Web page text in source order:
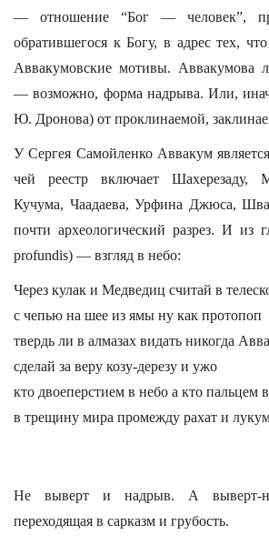
— отношение “Бог — человек”,
обратившегося к Богу, в адрес тех,
Аввакумовские мотивы. Аввакумова
— возможно, форма надрыва. Или,
Ю. Дронова) от проклинаемой,
У Сергея Самойленко Аввакум
чей реестр включает Шахерезаду,
Кучума, Чаадаева, Урфина Джюса,
почти археологический разрез. И из
profundis) — взгляд в небо:
Через кулак и Медведиц считай в
с чепью на шее из ямы ну как протопоп
твердь ли в алмазах видать никогда
сделай за веру козу-дерезу и ужо
кто двоеперстием в небо а кто пальцем
в трещину мира промежду рахат и
Не выверт и надрыв. А выверт-
переходящая в сарказм и грубость.